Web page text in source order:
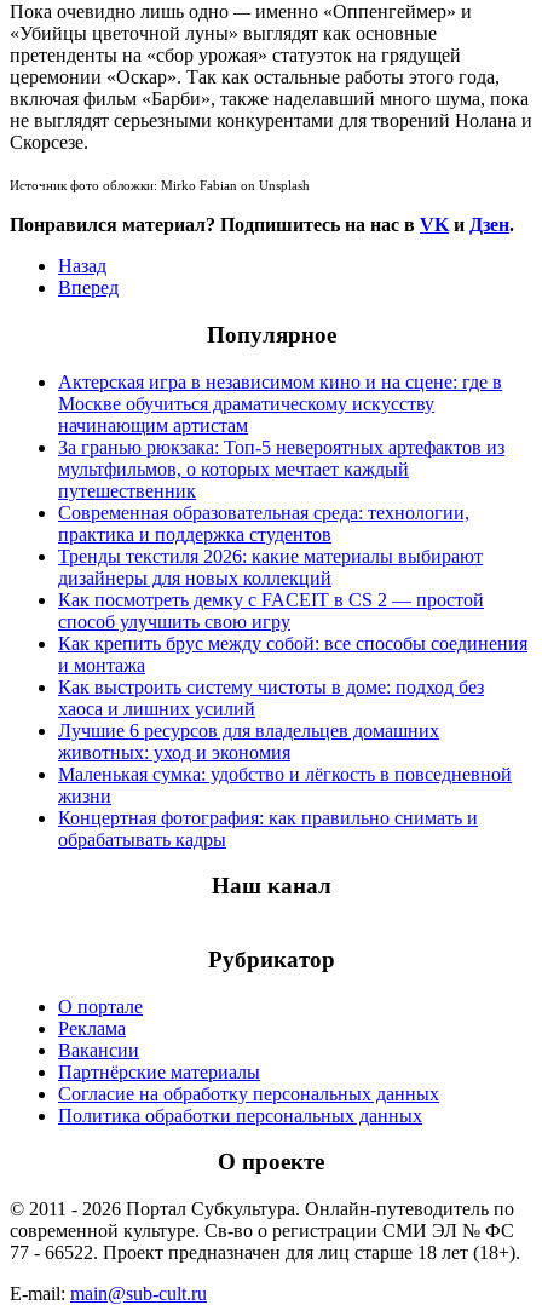
Пока очевидно лишь одно —именно «Оппенгеймер» и
«Убийцы цветочной луны» выглядят как основные
претенденты на «сбор урожая» статуэток на грядущей
церемонии «Оскар». Так как остальные работы этого года,
включая фильм «Барби», также наделавший много шума, пока
не выглядят серьезными конкурентами для творений Нолана и
Скорсезе.
Источник фото обложки: Mirko Fabian on Unsplash
Понравился материал? Подпишитесь на нас в VK и Дзен.
Назад
Вперед
Популярное
Актерская игра в независимом кино и на сцене: где в
Москве обучиться драматическому искусству
начинающим артистам
За гранью рюкзака: Топ-5 невероятных артефактов из
мультфильмов, о которых мечтает каждый
путешественник
Современная образовательная среда: технологии,
практика и поддержка студентов
Тренды текстиля 2026: какие материалы выбирают
дизайнеры для новых коллекций
Как посмотреть демку с FACEIT в CS 2 — простой
способ улучшить свою игру
Как крепить брус между собой: все способы соединения
и монтажа
Как выстроить систему чистоты в доме: подход без
хаоса и лишних усилий
Лучшие 6 ресурсов для владельцев домашних
животных: уход и экономия
Маленькая сумка: удобство и лёгкость в повседневной
жизни
Концертная фотография: как правильно снимать и
обрабатывать кадры
Наш канал
Рубрикатор
О портале
Реклама
Вакансии
Партнёрские материалы
Согласие на обработку персональных данных
Политика обработки персональных данных
О проекте
© 2011 - 2026 Портал Субкультура. Онлайн-путеводитель по
современной культуре. Св-во о регистрации СМИ ЭЛ № ФС
77 - 66522. Проект предназначен для лиц старше 18 лет (18+).
E-mail: main@sub-cult.ru